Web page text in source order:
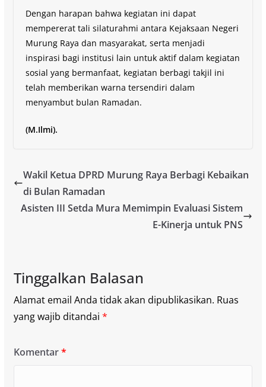
Dengan harapan bahwa kegiatan ini dapat
mempererat tali silaturahmi antara Kejaksaan Negeri
Murung Raya dan masyarakat, serta menjadi
inspirasi bagi institusi lain untuk aktif dalam kegiatan
sosial yang bermanfaat, kegiatan berbagi takjil ini
telah memberikan warna tersendiri dalam
menyambut bulan Ramadan.
(M.Ilmi).
Wakil Ketua DPRD Murung Raya Berbagi Kebaikan
di Bulan Ramadan
Asisten III Setda Mura Memimpin Evaluasi Sistem
E-Kinerja untuk PNS
Tinggalkan Balasan
Alamat email Anda tidak akan dipublikasikan. Ruas
yang wajib ditandai *
Komentar*